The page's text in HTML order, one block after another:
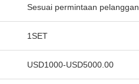
Sesuai permintaan pelanggan
1SET
USD1000-USD5000.00